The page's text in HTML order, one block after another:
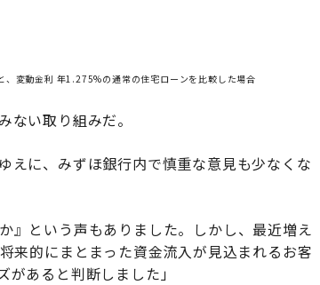
変動金利 年1.275%の通常の住宅ローンを比較した場合
い取り組みだ。
えに、みずほ銀行内で慎重な意見も少なくな
』という声もありました。しかし、最近増え
来的にまとまった資金流入が見込まれるお客
あると判断しました」